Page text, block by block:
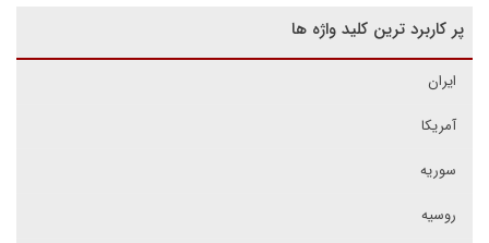
پر کاربرد ترین کلید واژه ها
ایران
آمریکا
سوریه
روسیه